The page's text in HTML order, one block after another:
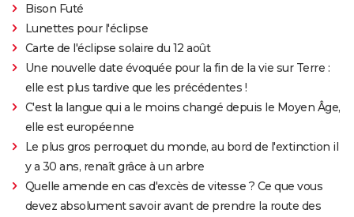
Bison Futé
Lunettes pour l'éclipse
Carte de l'éclipse solaire du 12 août
Une nouvelle date évoquée pour la fin de la vie sur Terre :
elle est plus tardive que les précédentes !
C'est la langue qui a le moins changé depuis le Moyen Âge,
elle est européenne
Le plus gros perroquet du monde, au bord de l'extinction il
y a 30 ans, renaît grâce à un arbre
Quelle amende en cas d'excès de vitesse ? Ce que vous
devez absolument savoir avant de prendre la route des